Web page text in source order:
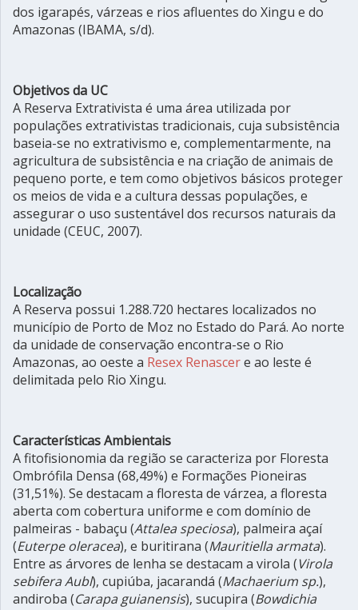
dos igarapés, várzeas e rios afluentes do Xingu e do
Amazonas (IBAMA, s/d).
Objetivos da UC
A Reserva Extrativista é uma área utilizada por
populações extrativistas tradicionais, cuja subsistência
baseia-se no extrativismo e, complementarmente, na
agricultura de subsistência e na criação de animais de
pequeno porte, e tem como objetivos básicos proteger
os meios de vida e a cultura dessas populações, e
assegurar o uso sustentável dos recursos naturais da
unidade (CEUC, 2007).
Localização
A Reserva possui 1.288.720 hectares localizados no
município de Porto de Moz no Estado do Pará. Ao norte
da unidade de conservação encontra-se o Rio
Amazonas, ao oeste a Resex Renascere ao leste é
delimitada pelo Rio Xingu.
Características Ambientais
A fitofisionomia da região se caracteriza por Floresta
Ombrófila Densa (68,49%) e Formações Pioneiras
(31,51%). Se destacam a floresta de várzea, a floresta
aberta com cobertura uniforme e com domínio de
palmeiras - babaçu (Attalea speciosa), palmeira açaí
(Euterpe oleracea), e buritirana (Mauritiella armata).
Entre as árvores de lenha se destacam a virola (Virola
sebifera Aubl), cupiúba, jacarandá (Machaerium sp.),
andiroba (Carapa guianensis), sucupira (Bowdichia